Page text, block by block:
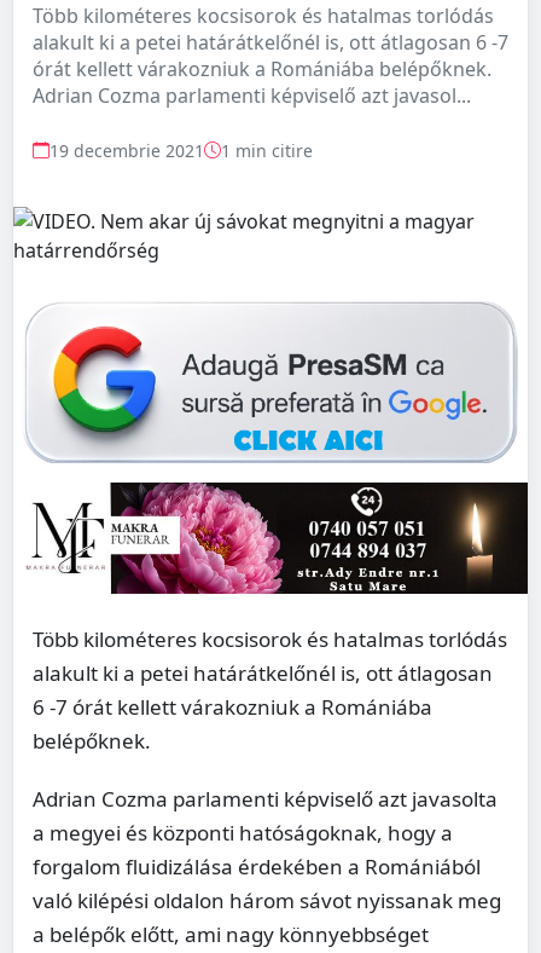
Több kilométeres kocsisorok és hatalmas torlódás
alakult ki a petei határátkelőnél is, ott átlagosan 6 -7
órát kellett várakozniuk a Romániába belépőknek.
Adrian Cozma parlamenti képviselő azt javasol...
19 decembrie 2021 1 min citire
Több kilométeres kocsisorok és hatalmas torlódás
alakult ki a petei határátkelőnél is, ott átlagosan
6 -7 órát kellett várakozniuk a Romániába
belépőknek.
Adrian Cozma parlamenti képviselő azt javasolta
a megyei és központi hatóságoknak, hogy a
forgalom fluidizálása érdekében a Romániából
való kilépési oldalon három sávot nyissanak meg
a belépők előtt, ami nagy könnyebbséget